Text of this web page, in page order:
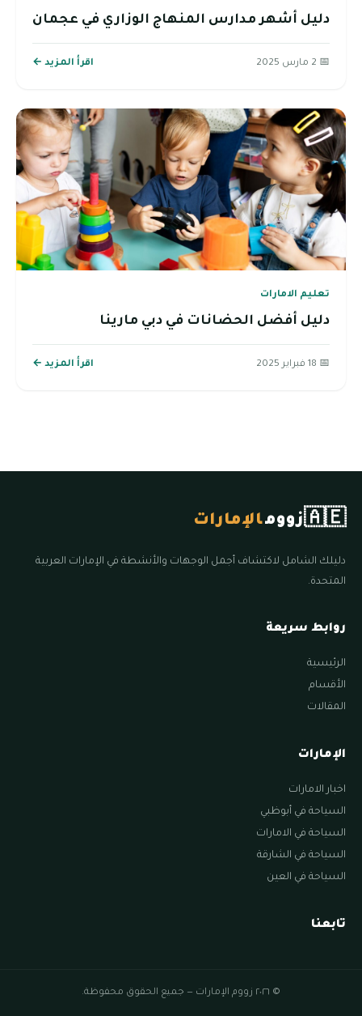
دليل أشهر مدارس المنهاج الوزاري في عجمان
📅 2 مارس 2025 اقرأ المزيد ←
تعليم الامارات
دليل أفضل الحضانات في دبي مارينا
📅 18 فبراير 2025 اقرأ المزيد ←
🇦🇪زوومالإمارات
دليلك الشامل لاكتشاف أجمل الوجهات والأنشطة في الإمارات العربية
المتحدة.
روابط سريعة
الرئيسية
الأقسام
المقالات
الإمارات
اخبار الامارات
السياحة في أبوظبي
السياحة في الامارات
السياحة في الشارقة
السياحة في العين
تابعنا
© ٢٠٢٦ زووم الإمارات — جميع الحقوق محفوظة.